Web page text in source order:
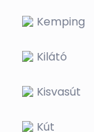
Kemping
Kilátó
Kisvasút
Kút